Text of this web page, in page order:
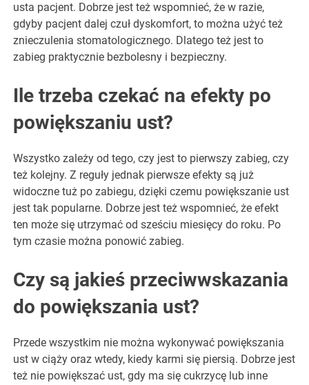
usta pacjent. Dobrze jest też wspomnieć, że w razie,
gdyby pacjent dalej czuł dyskomfort, to można użyć też
znieczulenia stomatologicznego. Dlatego też jest to
zabieg praktycznie bezbolesny i bezpieczny.
Ile trzeba czekać na efekty po
powiększaniu ust?
Wszystko zależy od tego, czy jest to pierwszy zabieg, czy
też kolejny. Z reguły jednak pierwsze efekty są już
widoczne tuż po zabiegu, dzięki czemu powiększanie ust
jest tak popularne. Dobrze jest też wspomnieć, że efekt
ten może się utrzymać od sześciu miesięcy do roku. Po
tym czasie można ponowić zabieg.
Czy są jakieś przeciwwskazania
do powiększania ust?
Przede wszystkim nie można wykonywać powiększania
ust w ciąży oraz wtedy, kiedy karmi się piersią. Dobrze jest
też nie powiększać ust, gdy ma się cukrzycę lub inne